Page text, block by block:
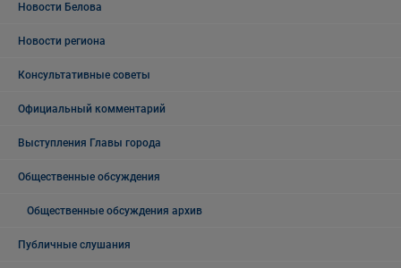
Новости Белова
Новости региона
Консультативные советы
Официальный комментарий
Выступления Главы города
Общественные обсуждения
Общественные обсуждения архив
Публичные слушания